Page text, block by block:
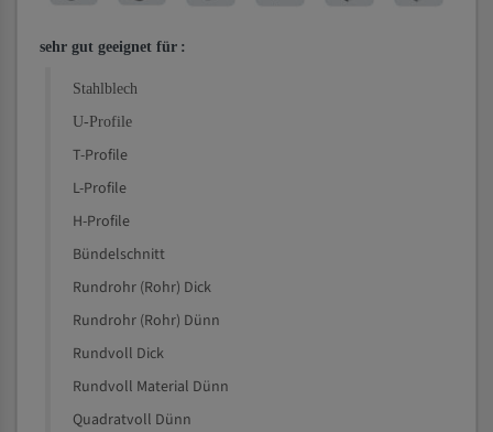
sehr gut geeignet für :
Stahlblech
U-Profile
T-Profile
L-Profile
H-Profile
Bündelschnitt
Rundrohr (Rohr) Dick
Rundrohr (Rohr) Dünn
Rundvoll Dick
Rundvoll Material Dünn
Quadratvoll Dünn